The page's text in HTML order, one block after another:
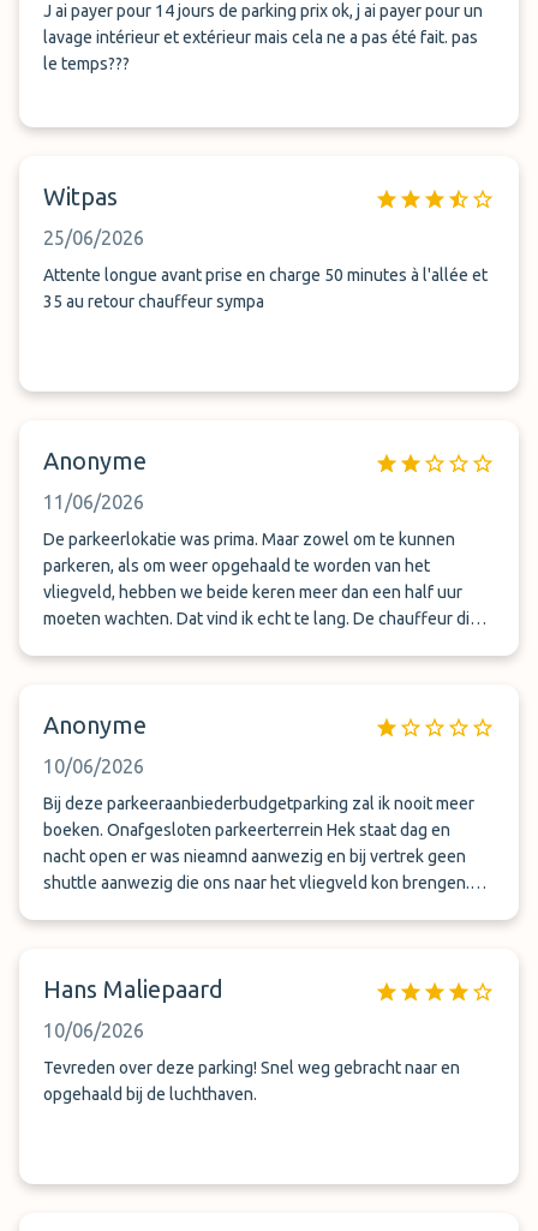
J ai payer pour 14 jours de parking prix ok, j ai payer pour un
lavage intérieur et extérieur mais cela ne a pas été fait. pas
le temps???
Witpas
25/06/2026
Attente longue avant prise en charge 50 minutes à l'allée et
35 au retour chauffeur sympa
Anonyme
11/06/2026
De parkeerlokatie was prima. Maar zowel om te kunnen
parkeren, als om weer opgehaald te worden van het
vliegveld, hebben we beide keren meer dan een half uur
moeten wachten. Dat vind ik echt te lang. De chauffeur die
Anonyme
10/06/2026
Bij deze parkeeraanbiederbudgetparking zal ik nooit meer
boeken. Onafgesloten parkeerterrein Hek staat dag en
nacht open er was nieamnd aanwezig en bij vertrek geen
shuttle aanwezig die ons naar het vliegveld kon brengen.
Hans Maliepaard
10/06/2026
Tevreden over deze parking! Snel weg gebracht naar en
opgehaald bij de luchthaven.